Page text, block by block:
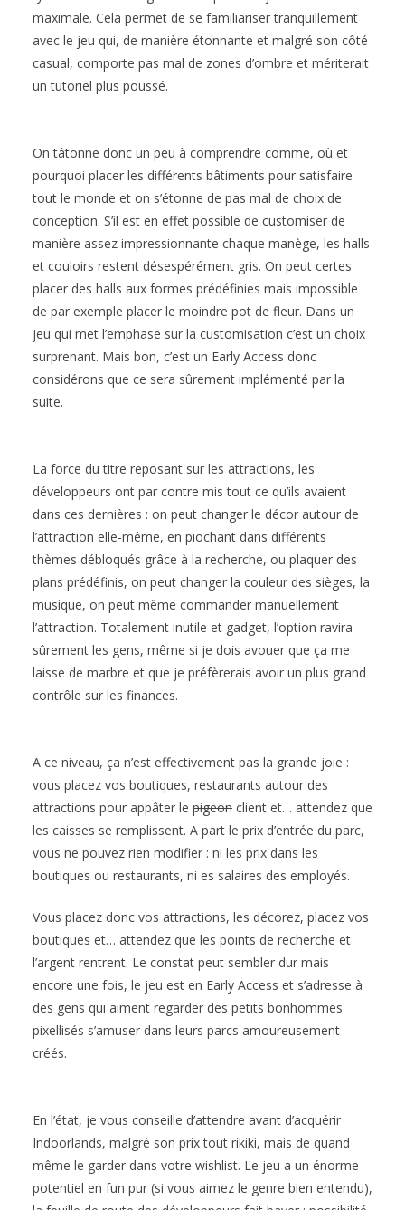
maximale. Cela permet de se familiariser tranquillement
avec le jeu qui, de manière étonnante et malgré son côté
casual, comporte pas mal de zones d’ombre et mériterait
un tutoriel plus poussé.
On tâtonne donc un peu à comprendre comme, où et
pourquoi placer les différents bâtiments pour satisfaire
tout le monde et on s’étonne de pas mal de choix de
conception. S’il est en effet possible de customiser de
manière assez impressionnante chaque manège, les halls
et couloirs restent désespérément gris. On peut certes
placer des halls aux formes prédéfinies mais impossible
de par exemple placer le moindre pot de fleur. Dans un
jeu qui met l’emphase sur la customisation c’est un choix
surprenant. Mais bon, c’est un Early Access donc
considérons que ce sera sûrement implémenté par la
suite.
La force du titre reposant sur les attractions, les
développeurs ont par contre mis tout ce qu’ils avaient
dans ces dernières : on peut changer le décor autour de
l’attraction elle-même, en piochant dans différents
thèmes débloqués grâce à la recherche, ou plaquer des
plans prédéfinis, on peut changer la couleur des sièges, la
musique, on peut même commander manuellement
l’attraction. Totalement inutile et gadget, l’option ravira
sûrement les gens, même si je dois avouer que ça me
laisse de marbre et que je préfèrerais avoir un plus grand
contrôle sur les finances.
A ce niveau, ça n’est effectivement pas la grande joie :
vous placez vos boutiques, restaurants autour des
attractions pour appâter le pigeon client et… attendez que
les caisses se remplissent. A part le prix d’entrée du parc,
vous ne pouvez rien modifier : ni les prix dans les
boutiques ou restaurants, ni es salaires des employés.
Vous placez donc vos attractions, les décorez, placez vos
boutiques et… attendez que les points de recherche et
l’argent rentrent. Le constat peut sembler dur mais
encore une fois, le jeu est en Early Access et s’adresse à
des gens qui aiment regarder des petits bonhommes
pixellisés s’amuser dans leurs parcs amoureusement
créés.
En l’état, je vous conseille d’attendre avant d’acquérir
Indoorlands, malgré son prix tout rikiki, mais de quand
même le garder dans votre wishlist. Le jeu a un énorme
potentiel en fun pur (si vous aimez le genre bien entendu),